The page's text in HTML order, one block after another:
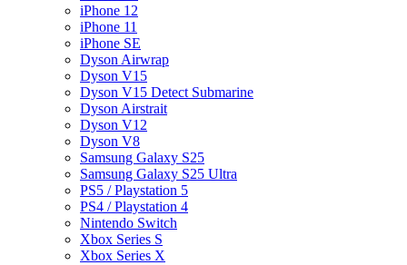
iPhone 12
iPhone 11
iPhone SE
Dyson Airwrap
Dyson V15
Dyson V15 Detect Submarine
Dyson Airstrait
Dyson V12
Dyson V8
Samsung Galaxy S25
Samsung Galaxy S25 Ultra
PS5 / Playstation 5
PS4 / Playstation 4
Nintendo Switch
Xbox Series S
Xbox Series X